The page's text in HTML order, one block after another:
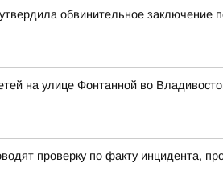
обвинительное
на улице Фонтанной во
проверку по факту инцидента,